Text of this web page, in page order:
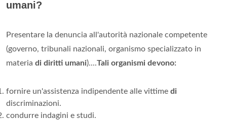
umani?
Presentare la denuncia all'autorità nazionale competente
(governo, tribunali nazionali, organismo specializzato in
materia di diritti umani)....Tali organismi devono:
fornire un'assistenza indipendente alle vittime di
discriminazioni.
condurre indagini e studi.